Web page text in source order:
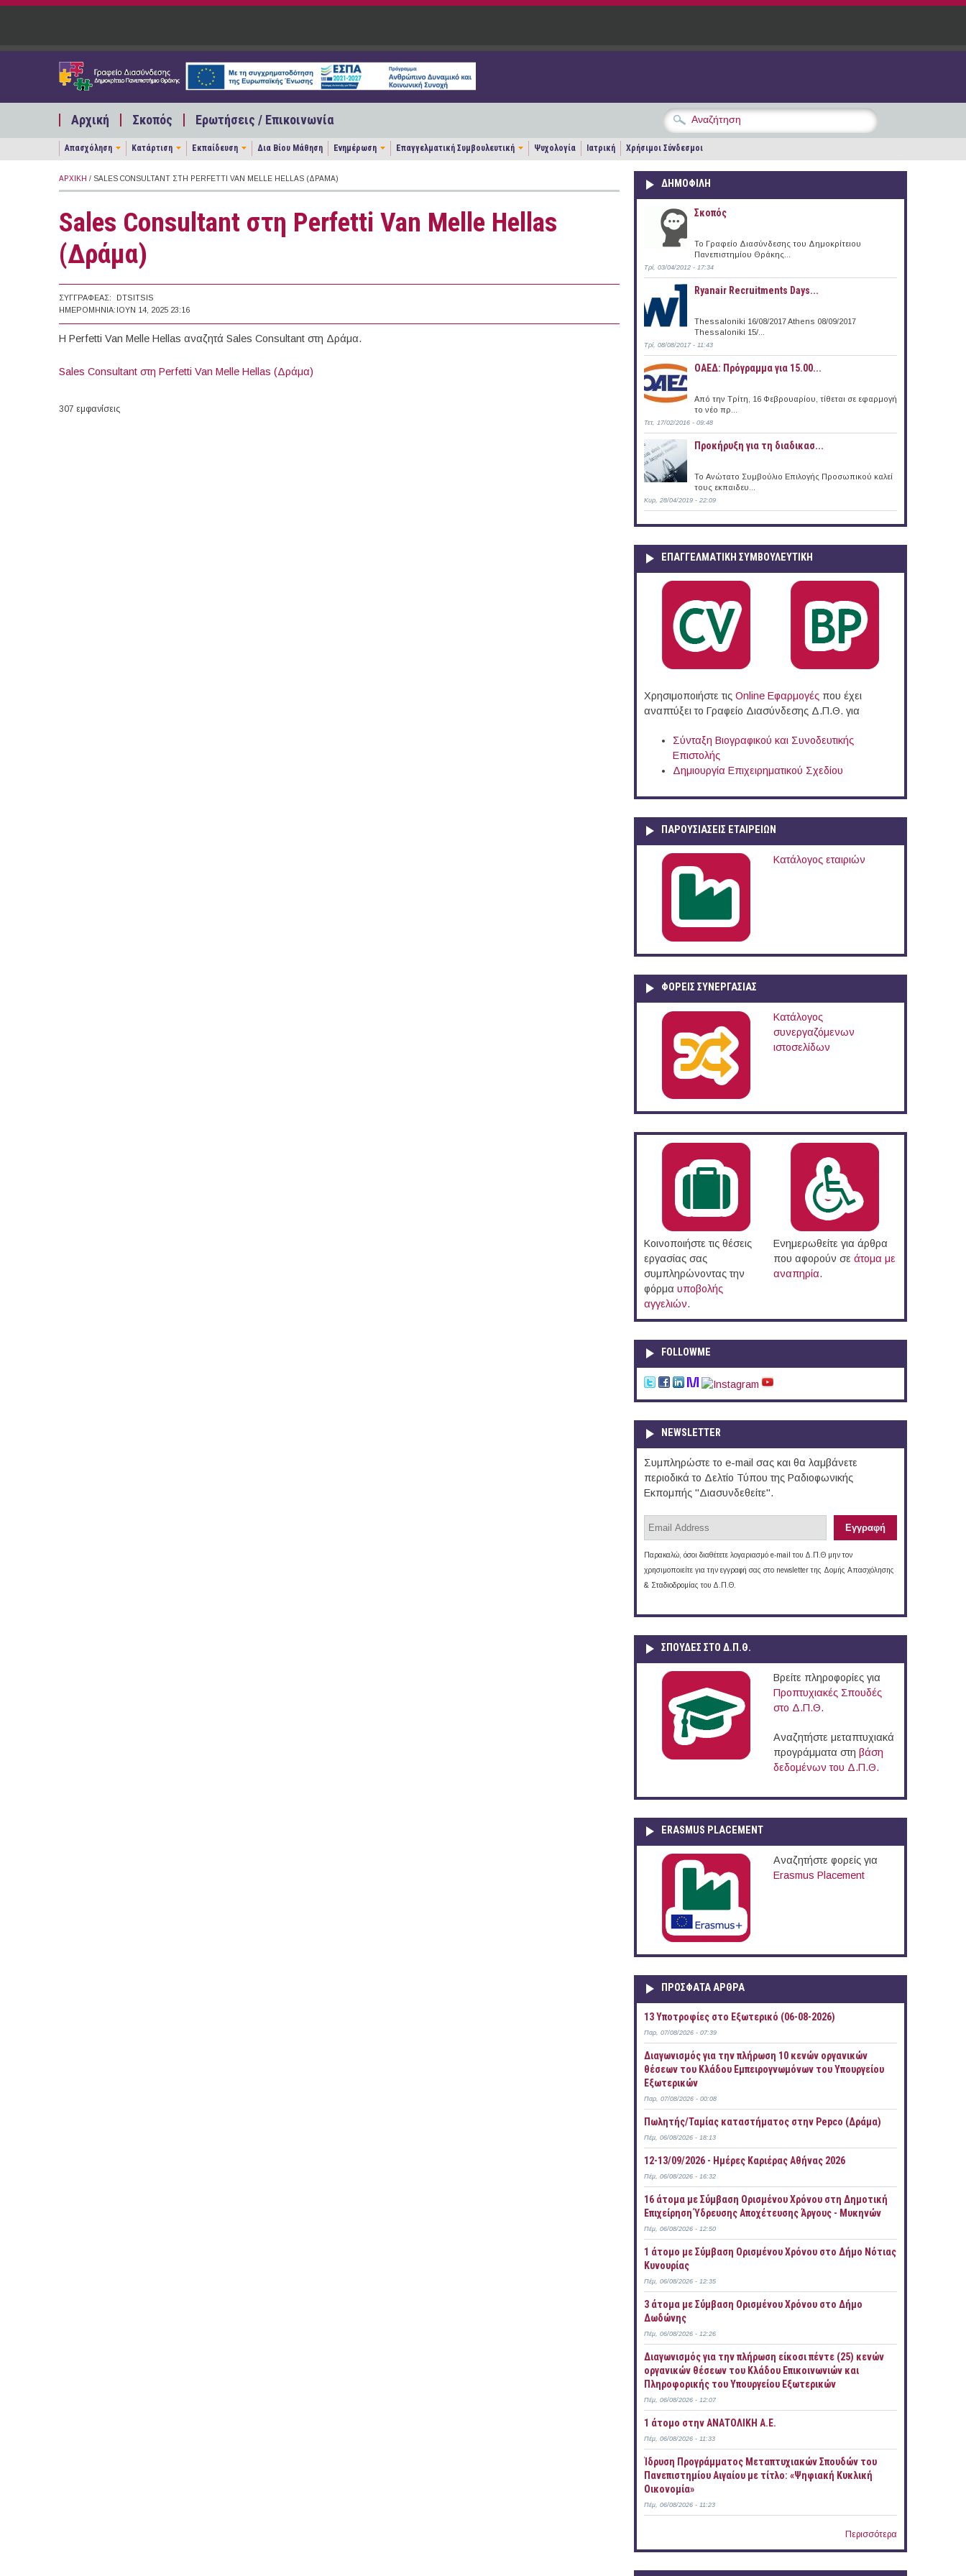
Παράκαμψη προς το κυρίως περιεχόμενο
Αρχική Σκοπός Ερωτήσεις / Επικοινωνία
Απασχόληση Κατάρτιση Εκπαίδευση Δια Βίου Μάθηση Ενημέρωση Επαγγελματική Συμβουλευτική Ψυχολογία Ιατρική Χρήσιμοι Σύνδεσμοι
ΑΡΧΙΚΉ / SALES CONSULTANT ΣΤΗ PERFETTI VAN MELLE HELLAS (ΔΡΆΜΑ)
Sales Consultant στη Perfetti Van Melle Hellas
(Δράμα)
ΣΥΓΓΡΑΦΈΑΣ:
DTSITSIS
ΗΜΕΡΟΜΗΝΊΑ: ΙΟΥΝ 14, 2025 23:16
Η Perfetti Van Melle Hellas αναζητά Sales Consultant στη Δράμα.
Sales Consultant στη Perfetti Van Melle Hellas (Δράμα)
307 εμφανίσεις
ΔΗΜΟΦΙΛΗ
Σκοπός
Το Γραφείο Διασύνδεσης του Δημοκρίτειου
Πανεπιστημίου Θράκης...
Τρί, 03/04/2012 - 17:34
Ryanair Recruitments Days...
Thessaloniki 16/08/2017 Athens 08/09/2017
Thessaloniki 15/...
Τρί, 08/08/2017 - 11:43
ΟΑΕΔ: Πρόγραμμα για 15.00...
Από την Τρίτη, 16 Φεβρουαρίου, τίθεται σε εφαρμογή
το νέο πρ...
Τετ, 17/02/2016 - 09:48
Προκήρυξη για τη διαδικασ...
Το Ανώτατο Συμβούλιο Επιλογής Προσωπικού καλεί
τους εκπαιδευ...
Κυρ, 28/04/2019 - 22:09
ΕΠΑΓΓΕΛΜΑΤΙΚΉ ΣΥΜΒΟΥΛΕΥΤΙΚΉ
Χρησιμοποιήστε τις Online Eφαρμογές που έχει
αναπτύξει το Γραφείο Διασύνδεσης Δ.Π.Θ. για
Σύνταξη Βιογραφικού και Συνοδευτικής
Επιστολής
Δημιουργία Επιχειρηματικού Σχεδίου
ΠΑΡΟΥΣΙΆΣΕΙΣ ΕΤΑΙΡΕΙΏΝ
Κατάλογος εταιριών
ΦΟΡΕΙΣ ΣΥΝΕΡΓΑΣΙΑΣ
Κατάλογος
συνεργαζόμενων
ιστοσελίδων
Κοινοποιήστε τις θέσεις
εργασίας σας
συμπληρώνοντας την
φόρμα υποβολής
αγγελιών.
Ενημερωθείτε για άρθρα
που αφορούν σε άτομα με
αναπηρία.
FOLLOWME
NEWSLETTER
Συμπληρώστε το e-mail σας και θα λαμβάνετε
περιοδικά το Δελτίο Τύπου της Ραδιοφωνικής
Εκπομπής "Διασυνδεθείτε".
Παρακαλώ, όσοι διαθέτετε λογαριασμό e-mail του Δ.Π.Θ μην τον
χρησιμοποιείτε για την εγγραφή σας στο newsletter της Δομής Απασχόλησης
& Σταδιοδρομίας του Δ.Π.Θ.
ΣΠΟΥΔΈΣ ΣΤΟ Δ.Π.Θ.
Βρείτε πληροφορίες για
Προπτυχιακές Σπουδές
στο Δ.Π.Θ.
Αναζητήστε μεταπτυχιακά
προγράμματα στη βάση
δεδομένων του Δ.Π.Θ.
ERASMUS PLACEMENT
Αναζητήστε φορείς για
Erasmus Placement
ΠΡOΣΦΑΤΑ AΡΘΡΑ
13 Υποτροφίες στο Εξωτερικό (06-08-2026)
Παρ, 07/08/2026 - 07:39
Διαγωνισμός για την πλήρωση 10 κενών οργανικών
θέσεων του Κλάδου Εμπειρογνωμόνων του Υπουργείου
Εξωτερικών
Παρ, 07/08/2026 - 00:08
Πωλητής/Ταμίας καταστήματος στην Pepco (Δράμα)
Πέμ, 06/08/2026 - 18:13
12-13/09/2026 - Ημέρες Καριέρας Αθήνας 2026
Πέμ, 06/08/2026 - 16:32
16 άτομα με Σύμβαση Ορισμένου Χρόνου στη Δημοτική
Επιχείρηση Ύδρευσης Αποχέτευσης Άργους - Μυκηνών
Πέμ, 06/08/2026 - 12:50
1 άτομο με Σύμβαση Ορισμένου Χρόνου στο Δήμο Νότιας
Κυνουρίας
Πέμ, 06/08/2026 - 12:35
3 άτομα με Σύμβαση Ορισμένου Χρόνου στο Δήμο
Δωδώνης
Πέμ, 06/08/2026 - 12:26
Διαγωνισμός για την πλήρωση είκοσι πέντε (25) κενών
οργανικών θέσεων του Κλάδου Επικοινωνιών και
Πληροφορικής του Υπουργείου Εξωτερικών
Πέμ, 06/08/2026 - 12:07
1 άτομο στην ΑΝΑΤΟΛΙΚΗ Α.Ε.
Πέμ, 06/08/2026 - 11:33
Ίδρυση Προγράμματος Μεταπτυχιακών Σπουδών του
Πανεπιστημίου Αιγαίου με τίτλο: «Ψηφιακή Κυκλική
Οικονομία»
Πέμ, 06/08/2026 - 11:23
Περισσότερα